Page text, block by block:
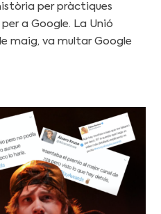
per pràctiques
a Google. La Unió
maig, va multar Google